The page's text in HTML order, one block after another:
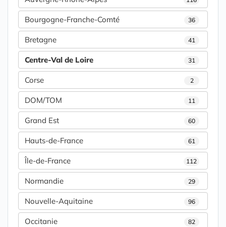
Bourgogne-Franche-Comté 36
Bretagne 41
Centre-Val de Loire 31
Corse 2
DOM/TOM 11
Grand Est 60
Hauts-de-France 61
Île-de-France 112
Normandie 29
Nouvelle-Aquitaine 96
Occitanie 82